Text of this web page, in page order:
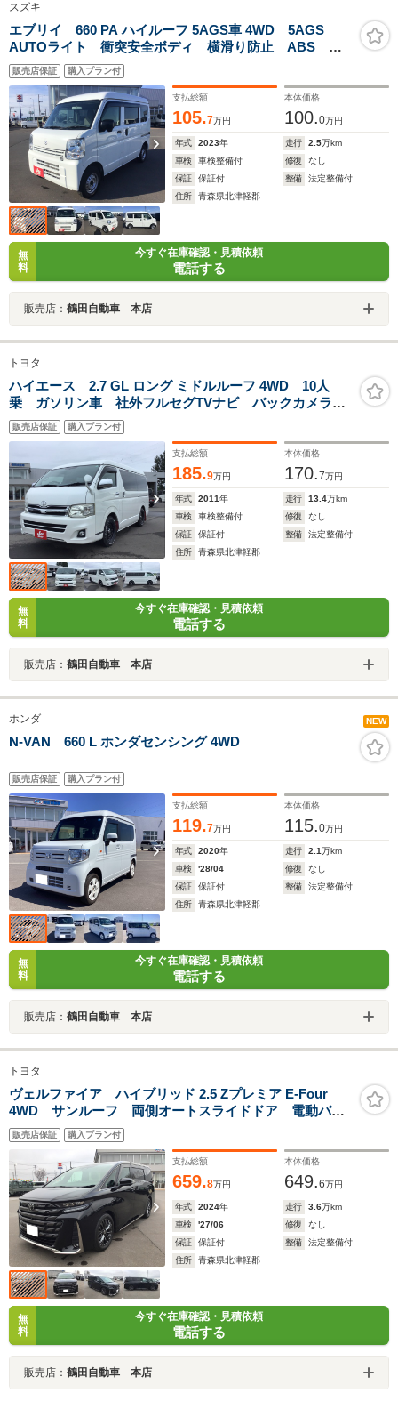
ー/車線逸脱防止支援
システム/シート フル
レザー/ヘッドランプ
LED
ラウンドビューモニタ
ー/車線逸脱防止支援
ット
ン/キーレスス
システム/オー
スズキ
エブリイ 660 PA ハイルーフ 5AGS車 4WD 5AGS
AUTOライト 衝突安全ボディ 横滑り防止 ABS W
エアバッグ 後席スライドドア
販売店保証 購入プラン付
支払総額
105.7万円
本体価格
100.0万円
年式 2023年 走行 2.5万km
車検
車検整備付 修復
なし
保証
保証付 整備
法定整備付
住所
青森県北津軽郡
無
料
今すぐ在庫確認・見積依頼
電話する
販売店： 鶴田自動車 本店
トヨタ
ハイエース 2.7 GL ロング ミドルルーフ 4WD 10人
乗 ガソリン車 社外フルセグTVナビ バックカメラ
フリップダウンモニター パワースライドドア キーレ
スエントリー リヤヒーター AC100V電源
販売店保証 購入プラン付
支払総額
185.9万円
本体価格
170.7万円
年式 2011年 走行 13.4万km
車検
車検整備付 修復
なし
保証
保証付 整備
法定整備付
住所
青森県北津軽郡
無
料
今すぐ在庫確認・見積依頼
電話する
販売店： 鶴田自動車 本店
ホンダ NEW
N-VAN 660 L ホンダセンシング 4WD
販売店保証 購入プラン付
支払総額
119.7万円
本体価格
115.0万円
年式 2020年 走行 2.1万km
車検
'28/04 修復
なし
保証
保証付 整備
法定整備付
住所
青森県北津軽郡
無
料
今すぐ在庫確認・見積依頼
電話する
販売店： 鶴田自動車 本店
トヨタ
ヴェルファイア ハイブリッド 2.5 Zプレミア E-Four
4WD サンルーフ 両側オートスライドドア 電動バッ
クドア クルーズコントロール パークアシスト ブル
ートゥース ナビ&TV ETC2.0 AC100V電源 レーン
キープアシスト アラウンドビュー
販売店保証 購入プラン付
支払総額
659.8万円
本体価格
649.6万円
年式 2024年 走行 3.6万km
車検
'27/06 修復
なし
保証
保証付 整備
法定整備付
住所
青森県北津軽郡
無
料
今すぐ在庫確認・見積依頼
電話する
販売店： 鶴田自動車 本店